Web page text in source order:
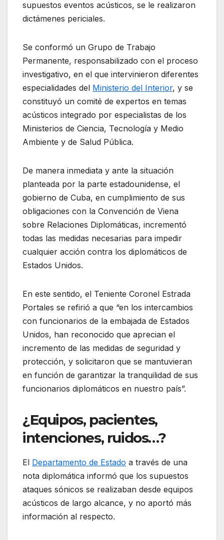
supuestos eventos acústicos, se le realizaron
dictámenes periciales.
Se conformó un Grupo de Trabajo
Permanente, responsabilizado con el proceso
investigativo, en el que intervinieron diferentes
especialidades del Ministerio del Interior, y se
constituyó un comité de expertos en temas
acústicos integrado por especialistas de los
Ministerios de Ciencia, Tecnología y Medio
Ambiente y de Salud Pública.
De manera inmediata y ante la situación
planteada por la parte estadounidense, el
gobierno de Cuba, en cumplimiento de sus
obligaciones con la Convención de Viena
sobre Relaciones Diplomáticas, incrementó
todas las medidas necesarias para impedir
cualquier acción contra los diplomáticos de
Estados Unidos.
En este sentido, el Teniente Coronel Estrada
Portales se refirió a que “en los intercambios
con funcionarios de la embajada de Estados
Unidos, han reconocido que aprecian el
incremento de las medidas de seguridad y
protección, y solicitaron que se mantuvieran
en función de garantizar la tranquilidad de sus
funcionarios diplomáticos en nuestro país”.
¿Equipos, pacientes,
intenciones, ruidos…?
El Departamento de Estado a través de una
nota diplomática informó que los supuestos
ataques sónicos se realizaban desde equipos
acústicos de largo alcance, y no aportó más
información al respecto.